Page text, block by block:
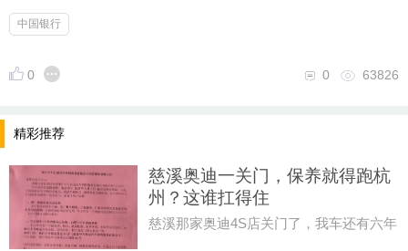
构。业内人士指出，引领发行新基准浮息债需要深厚的发行经验积
衡、执行能力等方面均提出了很高的要求。中国银行是最早启动应对
球经营特色与优势的体现。
除新基准浮息债外，中国银行还在众多债券发行细分领域持续深
耕，去年来连续完成多笔受市场瞩目的发行。今年
将中国银行评为中国“ 最佳金融机构发行人（Most impressive FIG iss
uer）”，评价其“ 愿意并有能力持续性完成从未尝试过的交易
中国银行
0 63826
0
精彩推荐
慈溪奥迪一关门，保养就得跑杭
州？这谁扛得住
慈溪那家奥迪4S店关门了，我车还有六年